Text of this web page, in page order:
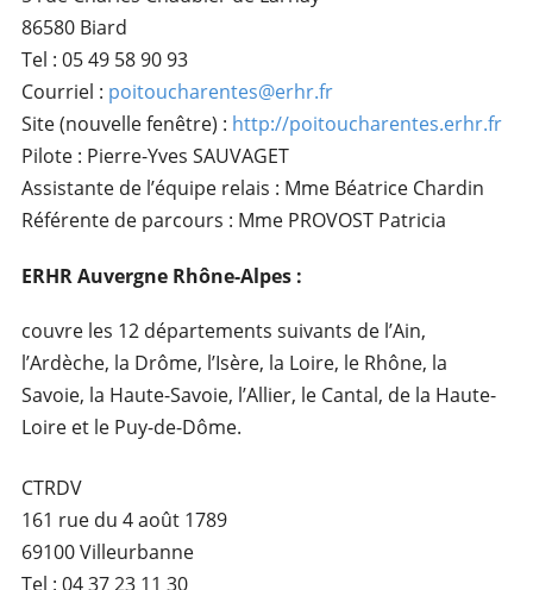
86580 Biard
Tel : 05 49 58 90 93
Courriel : poitoucharentes@erhr.fr
Site (nouvelle fenêtre) : http://poitoucharentes.erhr.fr
Pilote : Pierre-Yves SAUVAGET
Assistante de l’équipe relais : Mme Béatrice Chardin
Référente de parcours : Mme PROVOST Patricia
ERHR Auvergne Rhône-Alpes :
couvre les 12 départements suivants de l’Ain,
l’Ardèche, la Drôme, l’Isère, la Loire, le Rhône, la
Savoie, la Haute-Savoie, l’Allier, le Cantal, de la Haute-
Loire et le Puy-de-Dôme.
CTRDV
161 rue du 4 août 1789
69100 Villeurbanne
Tel : 04 37 23 11 30